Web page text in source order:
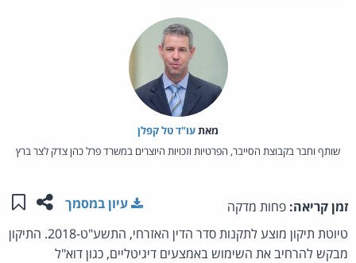
מאת‏עו"ד טל קפלן
שותף וחבר בקבוצת הסייבר, הפרטיות וזכויות היוצרים במשרד פרל כהן צדק לצר ברץ
זמן קריאה: פחות מדקה שתפו
עיון במסמך
טיוטת תיקון מוצע לתקנות סדר הדין האזרחי, התשע"ט-2018. התיקון
מבקש להרחיב את השימוש באמצעים דיגיטליים, כגון דוא"ל